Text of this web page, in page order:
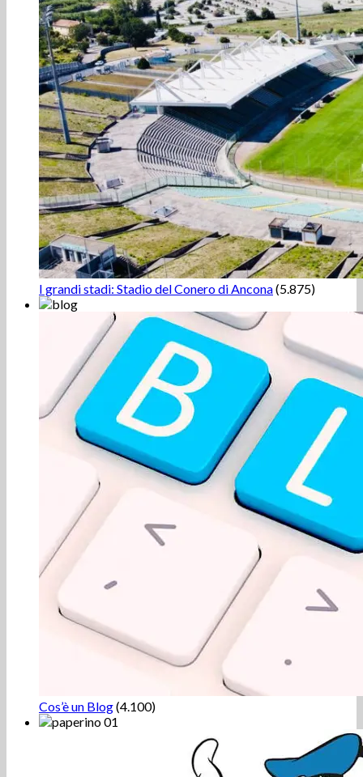
I grandi stadi: Stadio del Conero di Ancona(5.875)
Cos’è un Blog(4.100)